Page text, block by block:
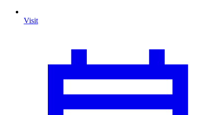
Visit